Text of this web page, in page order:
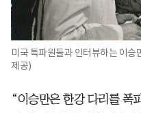
미국 특파원들과 인터뷰하는 이
제공)
“이승만은 한강 다리를 폭